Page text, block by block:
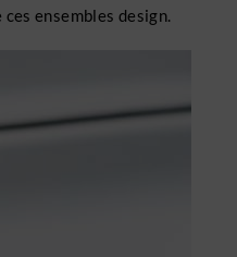
ensembles design.